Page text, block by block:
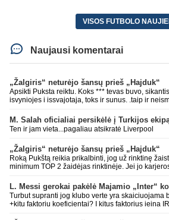
VISOS FUTBOLO
Naujausi komentarai
„Žalgiris“ neturėjo šansų prieš „Hajduk“
Apsikti Puksta reiktu. Koks *** tevas buvo,
isvyniojes i issvajotaja, toks ir sunus. .taip ir
laurynas ikalbins
Ten ir jam vieta...pagaliau atsikratė Liverpool
„Žalgiris“ neturėjo šansų prieš „Hajduk“
Roką Pukštą reikia prikalbinti, jog už rinktinę
minimum TOP 2 žaidėjas rinktinėje. Jei jo
Turbut supranti jog klubo verte yra skaiciuojama
+kitu faktoriu koeficientai? I kitus faktorius ieina